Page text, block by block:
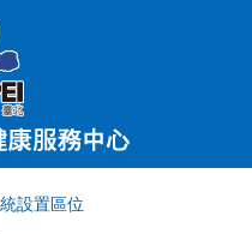
設置區位